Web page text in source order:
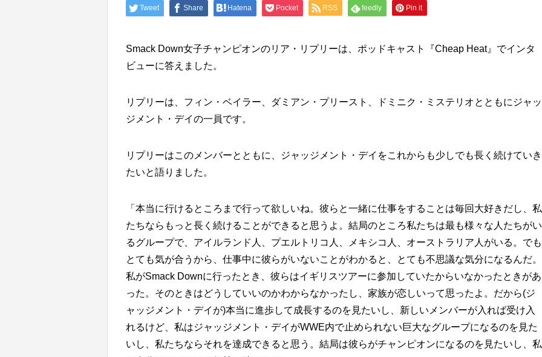
Tweet Share Hatena Pocket RSS feedly Pin it
Smack Down女子チャンピオンのリア・リプリーは、ポッドキャスト『Cheap Heat』でインタ
ビューに答えました。
リプリーは、フィン・ベイラー、ダミアン・プリースト、ドミニク・ミステリオとともにジャッ
ジメント・デイの一員です。
リプリーはこのメンバーとともに、ジャッジメント・デイをこれからも少しでも長く続けていき
たいと語りました。
「本当に行けるところまで行って欲しいね。彼らと一緒に仕事をすることは毎回大好きだし、私
たちならもっと長く続けることができると思うよ。結局のところ私たちは最も様々な人たちがい
るグループで、アイルランド人、プエルトリコ人、メキシコ人、オーストラリア人がいる。でも
とても気が合うから、仕事中に彼らがいないことがわかると、とても不思議な気分になるんだ。
私がSmack Downに行ったとき、彼らはイギリスツアーに参加していたからいなかったときがあ
った。そのときはどうしていいのかわからなかったし、家族が恋しいって思ったよ。だから(ジ
ャッジメント・デイが)本当に進歩して成長するのを見たいし、新しいメンバーが入れば受け入
れるけど、私はジャッジメント・デイがWWE内で止められない巨大なグループになるのを見た
いし、私たちならそれを達成できると思う。結局は彼らがチャンピオンになるのを見たいし、私